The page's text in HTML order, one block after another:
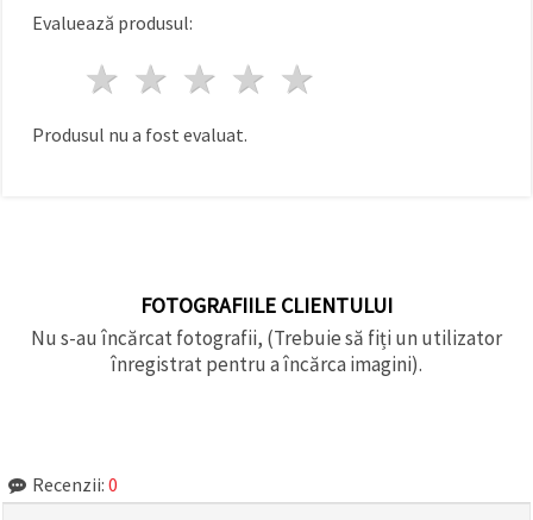
Аcceptati
Setări
Evaluează produsul:
4 stele
3 stele
2 stele
1 stea
Produsul nu a fost evaluat.
FOTOGRAFIILE CLIENTULUI
Nu s-au încărcat fotografii, (Trebuie să fiți un utilizator
înregistrat pentru a încărca imagini).
Recenzii: 0